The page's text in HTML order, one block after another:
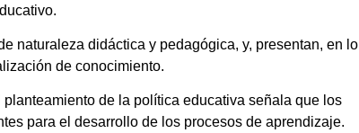
naturaleza didáctica y pedagógica, y, presentan, en lo
de conocimiento.
de la política educativa señala que los
para el desarrollo de los procesos de aprendizaje.